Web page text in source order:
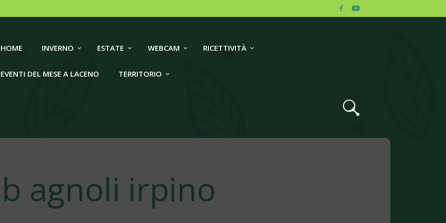
HOME INVERNO ESTATE WEBCAM RICETTIVITÀ
EVENTI DEL MESE A LACENO TERRITORIO
agnoli irpino
LACENO TRAVEL
HOME
INVERNO
ESTATE
TERRITORIO